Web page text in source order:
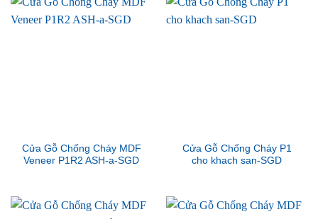
Cửa Gỗ Chống Cháy MDF
Veneer P1R2 ASH-a-SGD
Cửa Gỗ Chống Cháy P1
cho khach san-SGD